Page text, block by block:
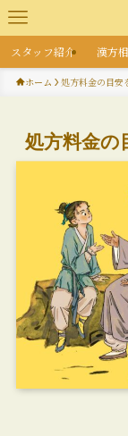
スタッフ紹介 漢方
ホーム 処方料金の目安
処方料金の